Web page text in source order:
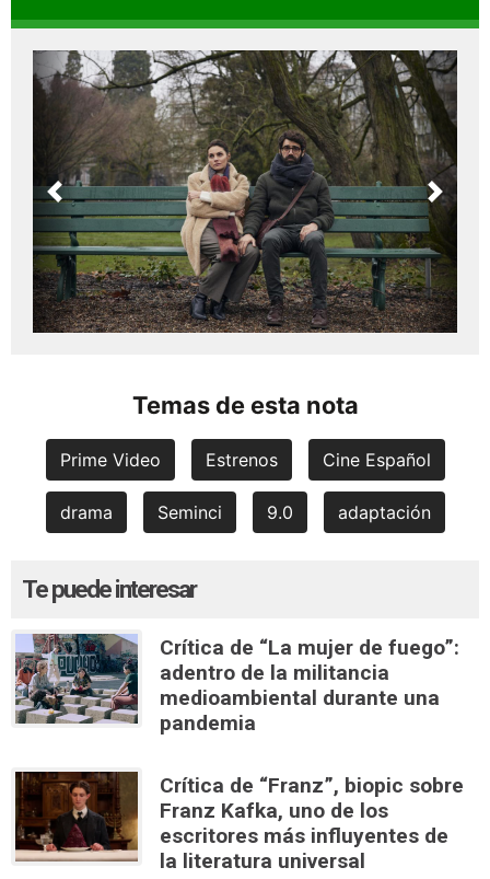
Previous Next
Temas de esta nota
Prime Video Estrenos Cine Español
drama Seminci 9.0 adaptación
Te puede interesar
Crítica de “La mujer de fuego”:
adentro de la militancia
medioambiental durante una
pandemia
Crítica de “Franz”, biopic sobre
Franz Kafka, uno de los
escritores más influyentes de
la literatura universal